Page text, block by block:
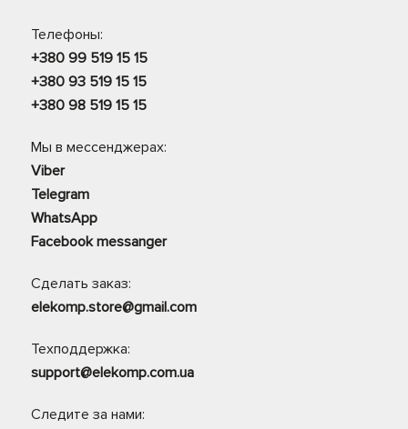
Телефоны:
+380 99 519 15 15
+380 93 519 15 15
+380 98 519 15 15
Мы в мессенджерах:
Viber
Telegram
WhatsApp
Facebook messanger
Сделать заказ:
elekomp.store@gmail.com
Техподдержка:
support@elekomp.com.ua
Следите за нами: